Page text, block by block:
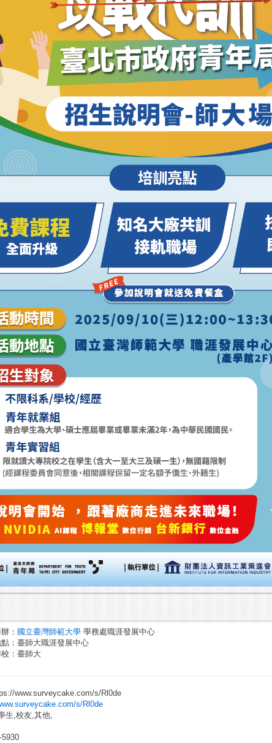
： 國立臺灣師範大學 學務處職涯發展中心
：臺師大職涯發展中心
：臺師大
www.surveycake.com/s/Rl0de
s/Rl0de
生,校友,其他,